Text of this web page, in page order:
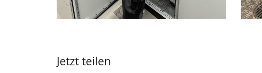
Jetzt teilen